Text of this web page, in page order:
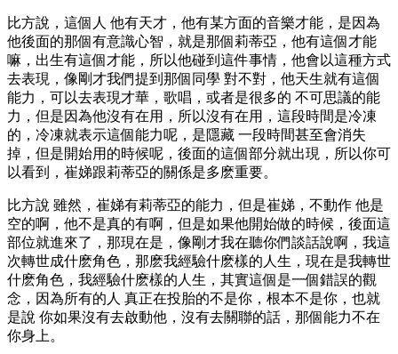
比方說，這個人 他有天才，他有某方面的音樂才能，是因為
他後面的那個有意識心智，就是那個莉蒂亞，他有這個才能
嘛，出生有這個才能，所以他碰到這件事情，他會以這種方式
去表現，像剛才我們提到那個同學 對不對，他天生就有這個
能力，可以去表現才華，歌唱，或者是很多的 不可思議的能
力，但是因為他沒有在用，所以沒有在用，這段時間是冷凍
的，冷凍就表示這個能力呢，是隱藏 一段時間甚至會消失
掉，但是開始用的時候呢，後面的這個部分就出現，所以你可
以看到，崔娣跟莉蒂亞的關係是多麽重要。
比方說 雖然，崔娣有莉蒂亞的能力，但是崔娣，不動作 他是
空的啊，他不是真的有啊，但是如果他開始做的時候，後面這
部位就進來了，那現在是，像剛才我在聽你們談話說啊，我這
次轉世成什麽角色，那麽我經驗什麽樣的人生，現在是我轉世
什麽角色，我經驗什麽樣的人生，其實這個是一個錯誤的觀
念，因為所有的人 真正在投胎的不是你，根本不是你，也就
是說 你如果沒有去啟動他，沒有去關聯的話，那個能力不在
你身上。